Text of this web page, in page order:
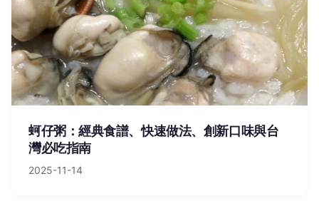
蚵仔粥：經典食譜、快速做法、創新口味與台
灣必吃指南
2025-11-14